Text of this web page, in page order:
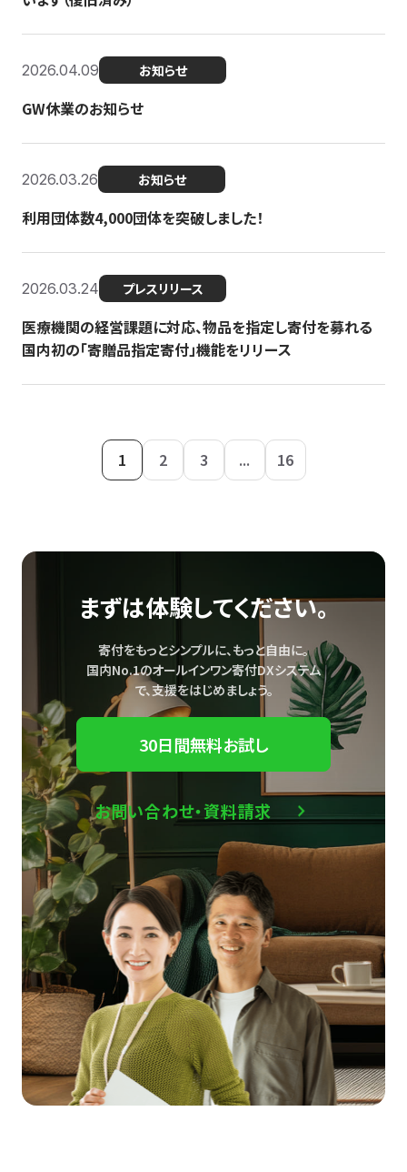
2026.04.09 お知らせ
GW休業のお知らせ
2026.03.26 お知らせ
利用団体数4,000団体を突破しました！
2026.03.24 プレスリリース
医療機関の経営課題に対応、物品を指定し寄付を募れる
国内初の「寄贈品指定寄付」機能をリリース
1 2 3 ... 16
まずは体験してください。
寄付をもっとシンプルに、もっと自由に。
国内No.1のオールインワン寄付DXシステム
で、支援をはじめましょう。
30日間無料お試し
お問い合わせ・資料請求